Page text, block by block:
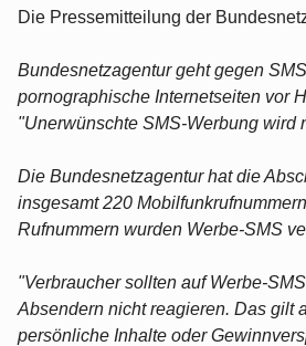
Die Pressemitteilung der
Bundesnetzagentur geht gegen
pornographische Internetseiten vor
"Unerwünschte SMS-Werbung wird
Die Bundesnetzagentur hat die
insgesamt 220
Rufnummern wurden Werbe-SMS
"Verbraucher sollten auf Werbe-
Absendern nicht reagieren. Das gilt
persönliche Inhalte oder